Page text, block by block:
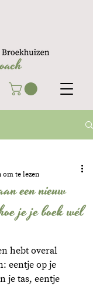
een nieuw
je je boek wél
om te lezen
hebt overal
eentje op je
je tas, eentje